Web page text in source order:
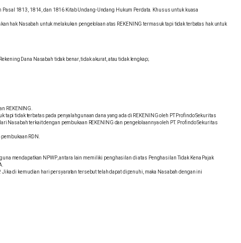
1813, 1814, dan 1816 Kitab Undang-Undang Hukum Perdata. Khusus untuk kuasa
hak Nasabah untuk melakukan pengelolaan atas REKENING termasuk tapi tidak terbatas hak untuk
Dana Nasabah tidak benar, tidak akurat, atau tidak lengkap;
REKENING.
tidak terbatas pada penyalahgunaan dana yang ada di REKENING oleh PT Profindo Sekuritas
terkait dengan pembukaan REKENING dan pengelolaannya oleh PT. Profindo Sekuritas
RDN.
mendapatkan NPWP, antara lain memiliki penghasilan di atas Penghasilan Tidak Kena Pajak
di kemudian hari persyaratan tersebut telah dapat dipenuhi, maka Nasabah dengan ini